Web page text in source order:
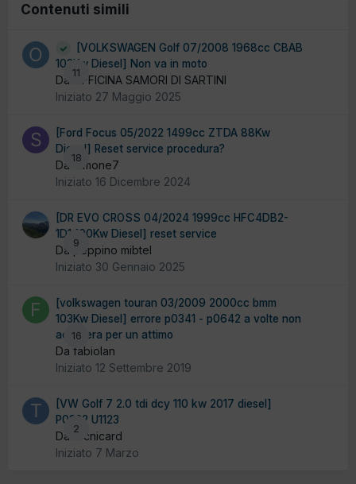
Contenuti simili
11
[VOLKSWAGEN Golf 07/2008 1968cc CBAB
103Kw Diesel] Non va in moto
Da OFFICINA SAMORI DI SARTINI
Iniziato 27 Maggio 2025
18
[Ford Focus 05/2022 1499cc ZTDA 88Kw
Diesel] Reset service procedura?
Da Simone7
Iniziato 16 Dicembre 2024
9
[DR EVO CROSS 04/2024 1999cc HFC4DB2-
1D1 100Kw Diesel] reset service
Da peppino mibtel
Iniziato 30 Gennaio 2025
16
[volkswagen touran 03/2009 2000cc bmm
103Kw Diesel] errore p0341 - p0642 a volte non
accellera per un attimo
Da fabiolan
Iniziato 12 Settembre 2019
2
[VW Golf 7 2.0 tdi dcy 110 kw 2017 diesel]
P0322 U1123
Da tecnicard
Iniziato 7 Marzo